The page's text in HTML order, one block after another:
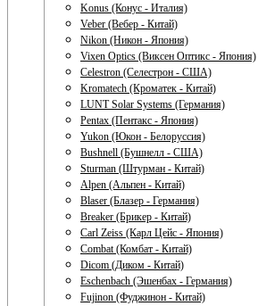
Konus (Конус - Италия)
Veber (Вебер - Китай)
Nikon (Никон - Япония)
Vixen Optics (Виксен Оптикс - Япония)
Celestron (Селестрон - США)
Kromatech (Кроматек - Китай)
LUNT Solar Systems (Германия)
Pentax (Пентакс - Япония)
Yukon (Юкон - Белоруссия)
Bushnell (Бушнелл - США)
Sturman (Штурман - Китай)
Alpen (Альпен - Китай)
Blaser (Блазер - Германия)
Breaker (Брикер - Китай)
Carl Zeiss (Карл Цейс - Япония)
Combat (Комбат - Китай)
Dicom (Диком - Китай)
Eschenbach (Эшенбах - Германия)
Fujinon (Фуджинон - Китай)